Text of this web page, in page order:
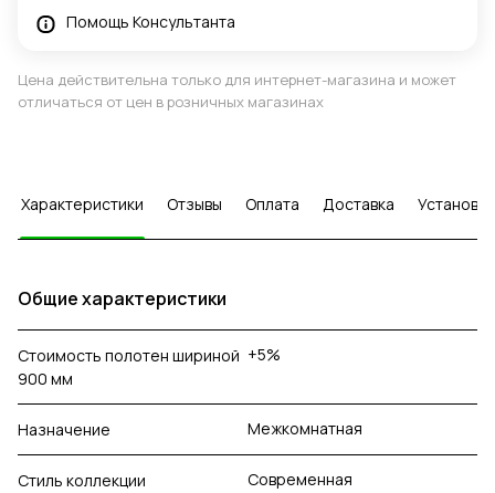
Помощь Консультанта
Цена действительна только для интернет-магазина и может
отличаться от цен в розничных магазинах
Характеристики Отзывы Оплата Доставка Установка
Общие характеристики
Стоимость полотен шириной
900 мм
+5%
Назначение Межкомнатная
Стиль коллекции Современная